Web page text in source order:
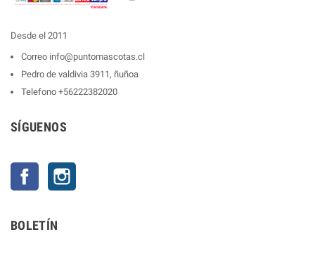
Desde el 2011
Correo info@puntomascotas.cl
Pedro de valdivia 3911, ñuñoa
Telefono +56222382020
SÍGUENOS
Facebook
BOLETÍN